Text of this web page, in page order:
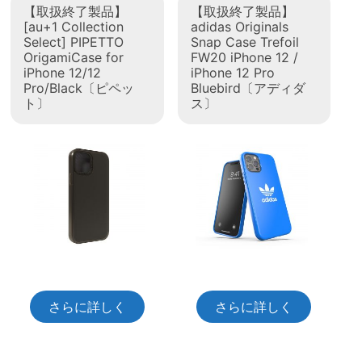
【取扱終了製品】
[au+1 Collection
Select] PIPETTO
OrigamiCase for
iPhone 12/12
Pro/Black〔ピペッ
ト〕
さらに詳しく
【取扱終了製品】
adidas Originals
Snap Case Trefoil
FW20 iPhone 12 /
iPhone 12 Pro
Bluebird〔アディダ
ス〕
さらに詳しく